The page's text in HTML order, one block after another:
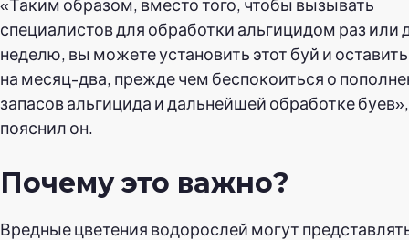
специалистов для обработки альгицидом раз или
неделю, вы можете установить этот буй и оставить
на месяц-два, прежде чем беспокоиться о
запасов альгицида и дальнейшей обработке
пояснил он.
Почему это важно?
Вредные цветения водорослей могут